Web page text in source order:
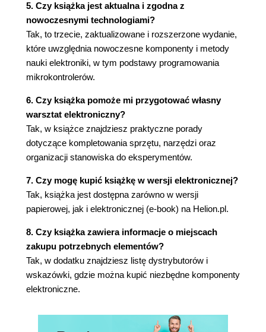
5. Czy książka jest aktualna i zgodna z
nowoczesnymi technologiami?
Tak, to trzecie, zaktualizowane i rozszerzone wydanie,
które uwzględnia nowoczesne komponenty i metody
nauki elektroniki, w tym podstawy programowania
mikrokontrolerów.
6. Czy książka pomoże mi przygotować własny
warsztat elektroniczny?
Tak, w książce znajdziesz praktyczne porady
dotyczące kompletowania sprzętu, narzędzi oraz
organizacji stanowiska do eksperymentów.
7. Czy mogę kupić książkę w wersji elektronicznej?
Tak, książka jest dostępna zarówno w wersji
papierowej, jak i elektronicznej (e-book) na Helion.pl.
8. Czy książka zawiera informacje o miejscach
zakupu potrzebnych elementów?
Tak, w dodatku znajdziesz listę dystrybutorów i
wskazówki, gdzie można kupić niezbędne komponenty
elektroniczne.